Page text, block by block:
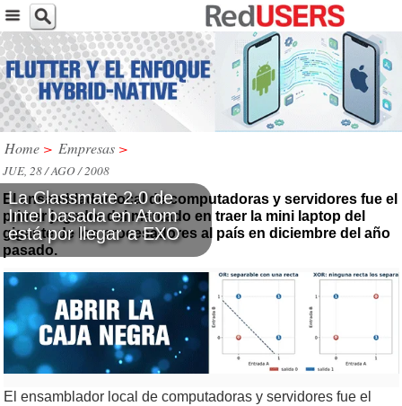
Home > Empresas >
JUE, 28 / AGO / 2008
La Classmate 2.0 de
Intel basada en Atom
está por llegar a EXO
El ensamblador local de computadoras y servidores fue el
primer jugador del mercado en traer la mini laptop del
gigante de los procesadores al país en diciembre del año
pasado.
El ensamblador local de computadoras y servidores fue el